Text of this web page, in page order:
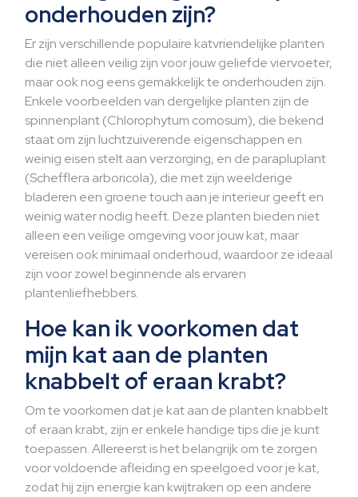
onderhouden zijn?
Er zijn verschillende populaire katvriendelijke planten
die niet alleen veilig zijn voor jouw geliefde viervoeter,
maar ook nog eens gemakkelijk te onderhouden zijn.
Enkele voorbeelden van dergelijke planten zijn de
spinnenplant (Chlorophytum comosum), die bekend
staat om zijn luchtzuiverende eigenschappen en
weinig eisen stelt aan verzorging, en de parapluplant
(Schefflera arboricola), die met zijn weelderige
bladeren een groene touch aan je interieur geeft en
weinig water nodig heeft. Deze planten bieden niet
alleen een veilige omgeving voor jouw kat, maar
vereisen ook minimaal onderhoud, waardoor ze ideaal
zijn voor zowel beginnende als ervaren
plantenliefhebbers.
Hoe kan ik voorkomen dat
mijn kat aan de planten
knabbelt of eraan krabt?
Om te voorkomen dat je kat aan de planten knabbelt
of eraan krabt, zijn er enkele handige tips die je kunt
toepassen. Allereerst is het belangrijk om te zorgen
voor voldoende afleiding en speelgoed voor je kat,
zodat hij zijn energie kan kwijtraken op een andere